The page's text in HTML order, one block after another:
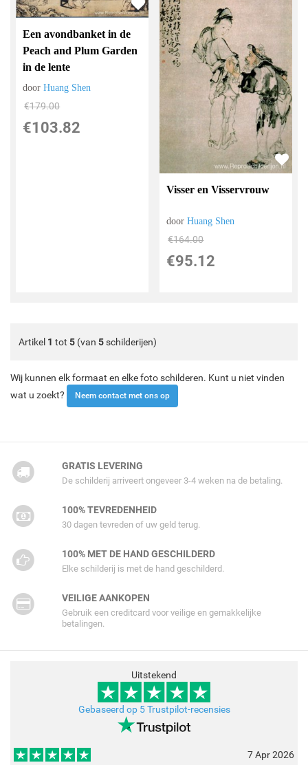
Een avondbanket in de
Peach and Plum Garden
in de lente
doorHuang Shen
€179.00
€103.82
Visser en Visservrouw
doorHuang Shen
€164.00
€95.12
Artikel 1 tot 5 (van 5schilderijen)
Wij kunnen elk formaat en elke foto schilderen. Kunt u niet vinden
wat u zoekt?
Neem contact met ons op
GRATIS LEVERING
De schilderij arriveert ongeveer 3-4 weken na de betaling.
100% TEVREDENHEID
30 dagen tevreden of uw geld terug.
100% MET DE HAND GESCHILDERD
Elke schilderij is met de hand geschilderd.
VEILIGE AANKOPEN
Gebruik een creditcard voor veilige en gemakkelijke
betalingen.
Uitstekend
Gebaseerd op 5 Trustpilot-recensies
7 Apr 2026